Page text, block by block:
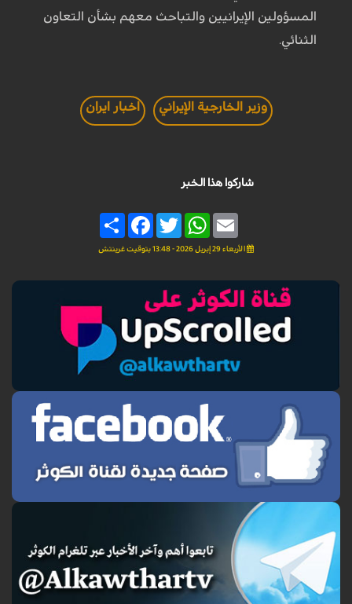
المسؤولين الإيرانيين والتباحث معهم بشأن التعاون
الثنائي.
وزير الخارجية الإيراني اخبار ايران
شاركوا هذا الخبر
Share
FacebookTwitter
WhatsAppEmail
الأربعاء 29 إبريل 2026 - 13:48 بتوقيت غرينتش